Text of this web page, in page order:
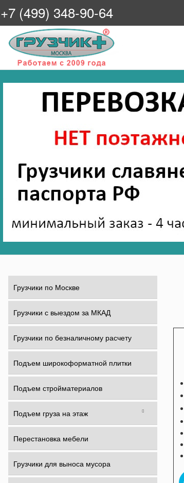
+7 (499) 348-90-64
Грузчик+
Грузчики по Москве
Грузчики с выездом за МКАД
Грузчики по безналичному расчету
Подъем широкоформатной плитки
Подъем стройматериалов
Подъем груза на этаж
Перестановка мебели
Грузчики для выноса мусора